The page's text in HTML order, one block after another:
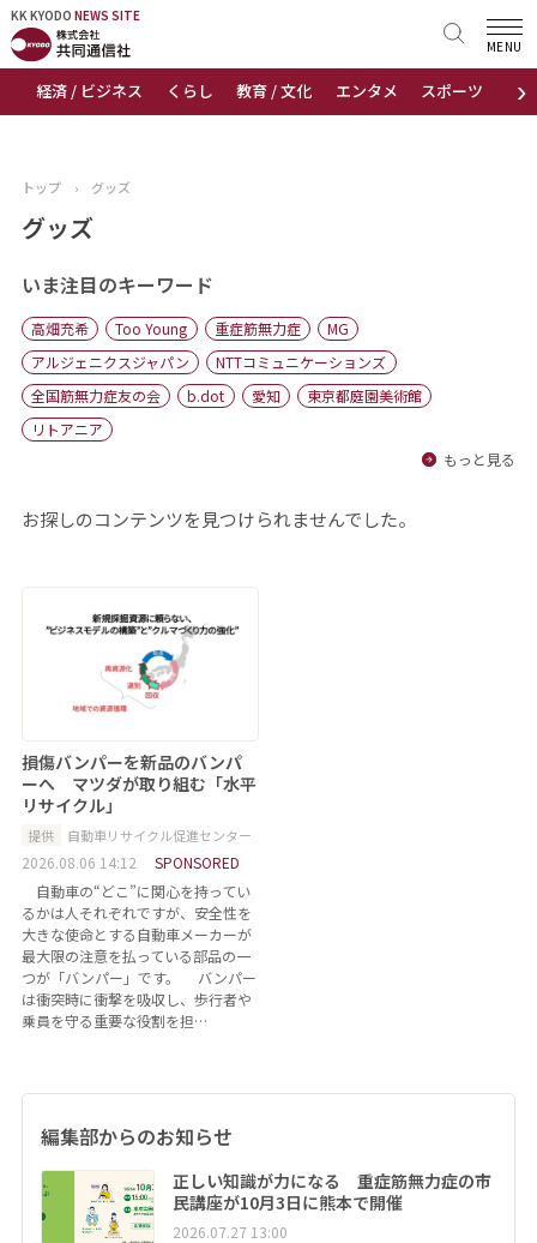
KK KYODO NEWS SITE
›
経済 / ビジネス くらし 教育 / 文化 エンタメ スポーツ 地域
MENU
KK KYODONEWS SITE
トップページ
ニュース
おすすめコンテンツ
出版物
会社概要
トップ › グッズ
グッズ
いま注目のキーワード
高畑充希 Too Young 重症筋無力症
MG
アルジェニクスジャパン
NTTコミュニケーションズ
全国筋無力症友の会
b.dot 愛知
東京都庭園美術館
リトアニア
もっと見る
お探しのコンテンツを見つけられませんでした。
損傷バンパーを新品のバンパ
ーへ マツダが取り組む「水平
リサイクル」
提供 自動車リサイクル促進センター
2026.08.06 14:12
SPONSORED
自動車の“どこ”に関心を持ってい
るかは人それぞれですが、安全性を
大きな使命とする自動車メーカーが
最大限の注意を払っている部品の一
つが「バンパー」です。 バンパー
は衝突時に衝撃を吸収し、歩行者や
乗員を守る重要な役割を担…
編集部からのお知らせ
正しい知識が力になる 重症筋無力症の市
民講座が10月3日に熊本で開催
2026.07.27 13:00